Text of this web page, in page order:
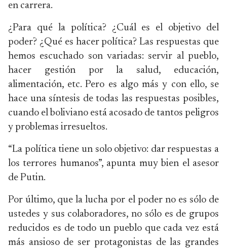
en carrera.
¿Para qué la política? ¿Cuál es el objetivo del
poder? ¿Qué es hacer política? Las respuestas que
hemos escuchado son variadas: servir al pueblo,
hacer gestión por la salud, educación,
alimentación, etc. Pero es algo más y con ello, se
hace una síntesis de todas las respuestas posibles,
cuando el boliviano está acosado de tantos peligros
y problemas irresueltos.
“La política tiene un solo objetivo: dar respuestas a
los terrores humanos”, apunta muy bien el asesor
de Putin.
Por último, que la lucha por el poder no es sólo de
ustedes y sus colaboradores, no sólo es de grupos
reducidos es de todo un pueblo que cada vez está
más ansioso de ser protagonistas de las grandes